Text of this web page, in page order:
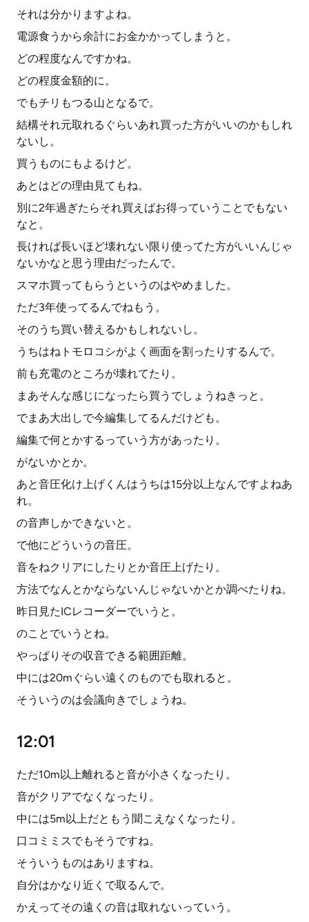
それは分かりますよね。
電源食うから余計にお金かかってしまうと。
どの程度なんですかね。
どの程度金額的に。
でもチリもつる山となるで。
結構それ元取れるぐらいあれ買った方がいいのかもしれ
ないし。
買うものにもよるけど。
あとはどの理由見てもね。
別に2年過ぎたらそれ買えばお得っていうことでもない
なと。
長ければ長いほど壊れない限り使ってた方がいいんじゃ
ないかなと思う理由だったんで。
スマホ買ってもらうというのはやめました。
ただ3年使ってるんでねもう。
そのうち買い替えるかもしれないし。
うちはねトモロコシがよく画面を割ったりするんで。
前も充電のところが壊れてたり。
まあそんな感じになったら買うでしょうねきっと。
でまあ大出しで今編集してるんだけども。
編集で何とかするっていう方があったり。
がないかとか。
あと音圧化け上げくんはうちは15分以上なんですよねあ
れ。
の音声しかできないと。
で他にどういうの音圧。
音をねクリアにしたりとか音圧上げたり。
方法でなんとかならないんじゃないかとか調べたりね。
昨日見たICレコーダーでいうと。
のことでいうとね。
やっぱりその収音できる範囲距離。
中には20mぐらい遠くのものでも取れると。
そういうのは会議向きでしょうね。
12:01
ただ10m以上離れると音が小さくなったり。
音がクリアでなくなったり。
中には5m以上だともう聞こえなくなったり。
口コミミスでもそうですね。
そういうものはありますね。
自分はかなり近くで取るんで。
かえってその遠くの音は取れないっていう。